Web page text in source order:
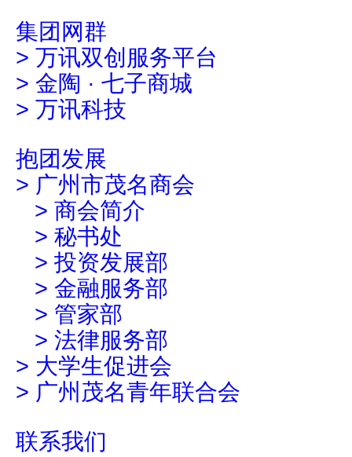
集团网群
> 万讯双创服务平台
> 金陶 · 七子商城
> 万讯科技
抱团发展
> 广州市茂名商会
> 商会简介
> 秘书处
> 投资发展部
> 金融服务部
> 管家部
> 法律服务部
> 大学生促进会
> 广州茂名青年联合会
联系我们